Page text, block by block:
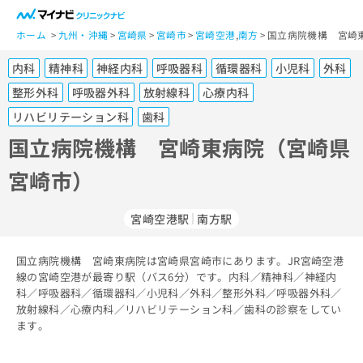
ホーム 九州・沖縄 宮崎県 宮崎市 宮崎空港,南方 国立病院機構 宮崎
内科 精神科 神経内科 呼吸器科 循環器科 小児科
外科
整形外科
呼吸器外科 放射線科
心療内科
リハビリテーション科
歯科
国立病院機構 宮崎東病院（宮崎県
宮崎市）
宮崎空港駅 南方駅
国立病院機構 宮崎東病院は宮崎県宮崎市にあります。JR宮崎空港
線の宮崎空港が最寄り駅（バス6分）です。内科／精神科／神経内
科／呼吸器科／循環器科／小児科／外科／整形外科／呼吸器外科／
放射線科／心療内科／リハビリテーション科／歯科の診察をしてい
ます。
一
般
ー
ザ
ー
の
方
は
こ
ち
マ
イ
ナ
ビ
ク
療
関
係
者